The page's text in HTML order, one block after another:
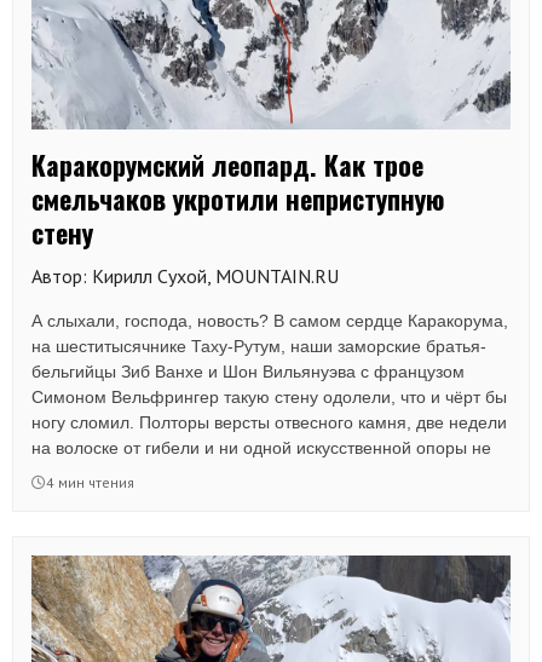
Каракорумский леопард. Как трое
смельчаков укротили неприступную
стену
Автор: Кирилл Сухой, MOUNTAIN.RU
А слыхали, господа, новость? В самом сердце Каракорума,
на шеститысячнике Таху-Рутум, наши заморские братья-
бельгийцы Зиб Ванхе и Шон Вильянуэва с французом
Симоном Вельфрингер такую стену одолели, что и чёрт бы
ногу сломил. Полторы версты отвесного камня, две недели
на волоске от гибели и ни одной искусственной опоры не
использовали — вот вам и вся арифметика!
4 мин чтения